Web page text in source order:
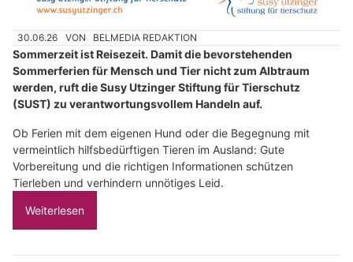
30.06.26 VON BELMEDIA REDAKTION
Sommerzeit ist Reisezeit. Damit die bevorstehenden
Sommerferien für Mensch und Tier nicht zum Albtraum
werden, ruft die Susy Utzinger Stiftung für Tierschutz
(SUST) zu verantwortungsvollem Handeln auf.
Ob Ferien mit dem eigenen Hund oder die Begegnung mit
vermeintlich hilfsbedürftigen Tieren im Ausland: Gute
Vorbereitung und die richtigen Informationen schützen
Tierleben und verhindern unnötiges Leid.
Weiterlesen